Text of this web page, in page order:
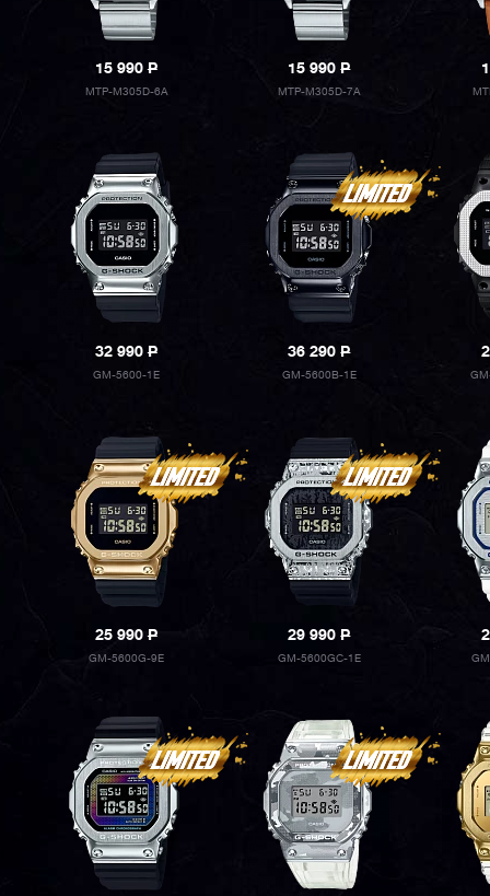
15 990P
MTP-M305D-6A
15 990P
MTP-M305D-7A
32 990P
GM-5600-1E
36 290P
GM-5600B-1E
25 990P
GM-5600G-9E
29 990P
GM-5600GC-1E